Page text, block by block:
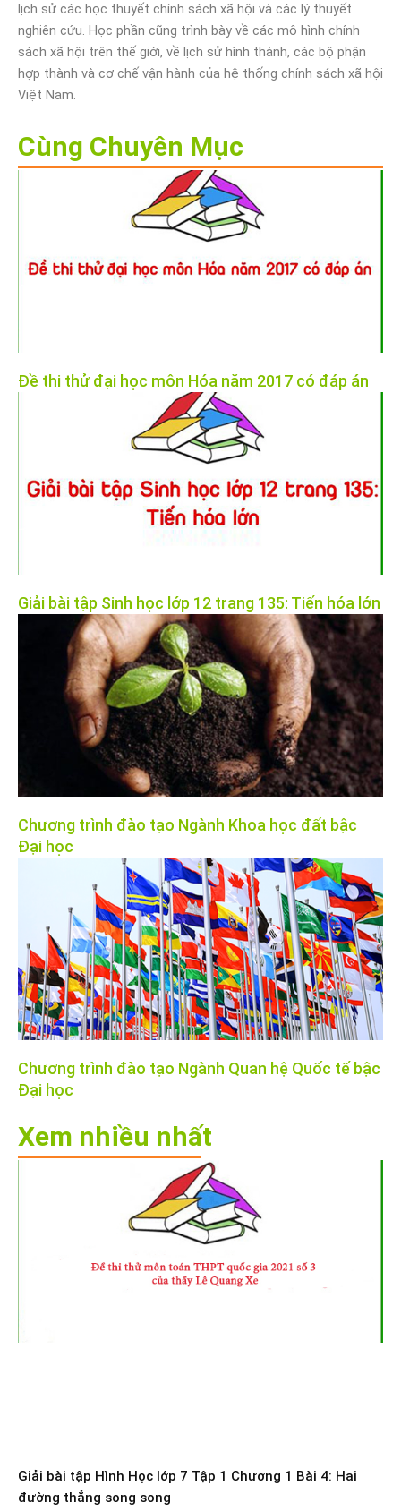
lịch sử các học thuyết chính sách xã hội và các lý thuyết
nghiên cứu. Học phần cũng trình bày về các mô hình chính
sách xã hội trên thế giới, về lịch sử hình thành, các bộ phận
hợp thành và cơ chế vận hành của hệ thống chính sách xã hội
Việt Nam.
Cùng Chuyên Mục
Đề thi thử đại học môn Hóa năm 2017 có đáp án
Giải bài tập Sinh học lớp 12 trang 135: Tiến hóa lớn
Chương trình đào tạo Ngành Khoa học đất bậc
Đại học
Chương trình đào tạo Ngành Quan hệ Quốc tế bậc
Đại học
Xem nhiều nhất
Giải bài tập Hình Học lớp 7 Tập 1 Chương 1 Bài 4: Hai
đường thẳng song song